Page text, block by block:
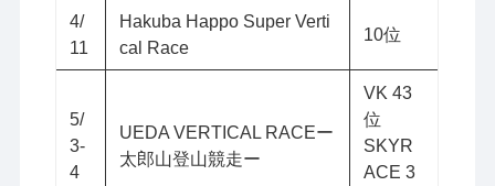
4/
11
Hakuba Happo Super Verti
cal Race
10位
5/
3-
4
UEDA VERTICAL RACEー
太郎山登山競走ー
VK 43
位
SKYR
ACE 3